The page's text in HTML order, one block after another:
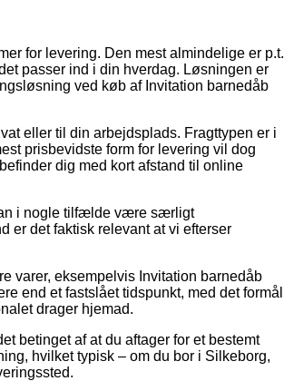
for levering. Den mest almindelige er p.t.
passer ind i din hverdag. Løsningen er
ved køb af Invitation barnedåb
eller til din arbejdsplads. Fragttypen er i
prisbevidste form for levering vil dog
dig med kort afstand til online
i nogle tilfælde være særligt
er det faktisk relevant at vi efterser
varer, eksempelvis Invitation barnedåb
end et fastslået tidspunkt, med det formål
drager hjemad.
betinget af at du aftager for et bestemt
hvilket typisk – om du bor i Silkeborg,